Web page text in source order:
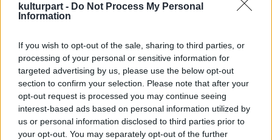
kulturpart - Do Not Process My Personal
Information
If you wish to opt-out of the sale, sharing to third parties, or
processing of your personal or sensitive information for
targeted advertising by us, please use the below opt-out
section to confirm your selection. Please note that after your
opt-out request is processed you may continue seeing
interest-based ads based on personal information utilized by
us or personal information disclosed to third parties prior to
your opt-out. You may separately opt-out of the further
Diákegyüttesek Találkozóját zárja
koncertjével.
Jobban fogy az Ossian új lemeze, mint az X-
Faktor sztárok albumai
A MAHASZ (Magyar Hanglemezkiadók
Szövetsége) adatai szerint az Ossian zenekar